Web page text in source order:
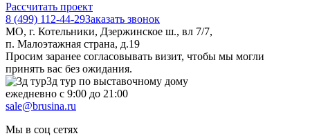
Рассчитать проект
8 (499) 112-44-29Заказать звонок
МО, г. Котельники, Дзержинское ш., вл 7/7,
п. Малоэтажная страна, д.19
Просим заранее согласовывать визит, чтобы мы могли
принять вас без ожидания.
3д тур по выставочному дому
ежедневно с 9:00 до 21:00
sale@brusina.ru
Мы в соц сетях